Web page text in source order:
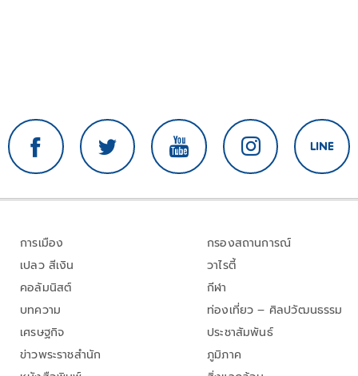
การเมือง
เปลว สีเงิน
คอลัมนิสต์
บทความ
เศรษฐกิจ
ข่าวพระราชสำนัก
กรองสถานการณ์
วาไรตี้
กีฬา
ท่องเที่ยว – ศิลปวัฒนธรรม
ประชาสัมพันธ์
ภูมิภาค